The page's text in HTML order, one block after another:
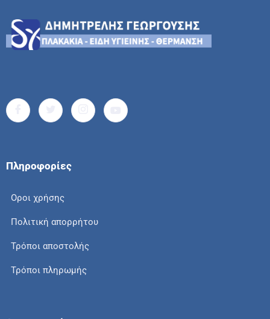
Πληροφορίες
Οροι χρήσης
Πολιτική απορρήτου
Τρόποι αποστολής
Τρόποι πληρωμής